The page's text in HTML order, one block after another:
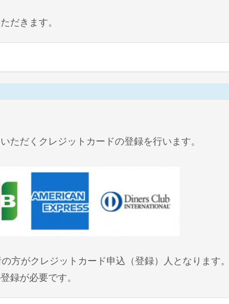
だきます。
ただくクレジットカードの登録を行います。
方がクレジットカード申込（登録）人となります。
録が必要です。